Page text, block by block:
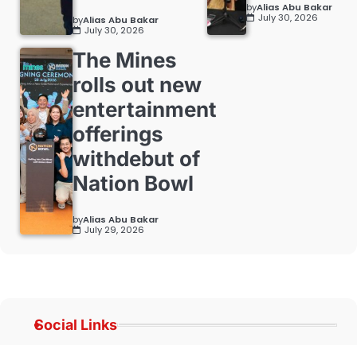
byAlias Abu Bakar
July 30, 2026
byAlias Abu Bakar
July 30, 2026
The Mines
rolls out new
entertainment
offerings
withdebut of
Nation Bowl
byAlias Abu Bakar
July 29, 2026
Social Links